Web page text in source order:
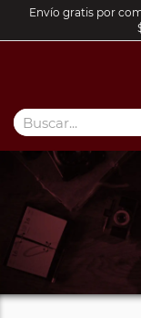
Envío gratis por